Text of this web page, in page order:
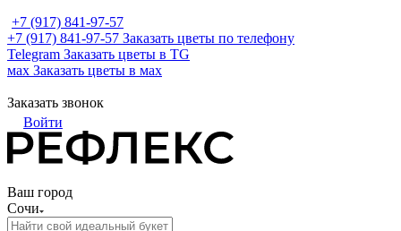
+7 (917) 841-97-57
+7 (917) 841-97-57 Заказать цветы по телефону
Telegram Заказать цветы в TG
мах Заказать цветы в мах
Заказать звонок
Войти
Ваш город
Сочи